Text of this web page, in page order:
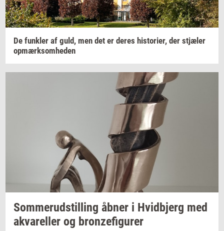
De funk­ler af guld, men det er deres hi­sto­ri­er, der stjæ­ler
op­mærk­som­he­den
Som­mer­ud­stil­ling åbner i Hvid­b­jerg med
akva­rel­ler og bron­ze­fi­gu­rer